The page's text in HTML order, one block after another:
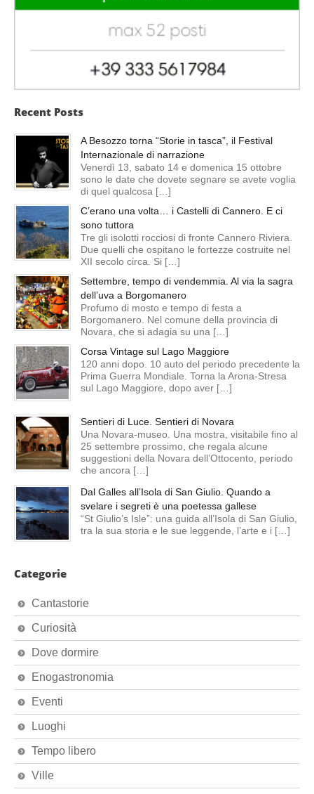
Recent Posts
A Besozzo torna “Storie in tasca”, il Festival
Internazionale di narrazione
Venerdì 13, sabato 14 e domenica 15 ottobre
sono le date che dovete segnare se avete voglia
di quel qualcosa […]
C’erano una volta… i Castelli di Cannero. E ci
sono tuttora
Tre gli isolotti rocciosi di fronte Cannero Riviera.
Due quelli che ospitano le fortezze costruite nel
XII secolo circa. Si […]
Settembre, tempo di vendemmia. Al via la sagra
dell’uva a Borgomanero
Profumo di mosto e tempo di festa a
Borgomanero. Nel comune della provincia di
Novara, che si adagia su una […]
Corsa Vintage sul Lago Maggiore
120 anni dopo. 10 auto del periodo precedente la
Prima Guerra Mondiale. Torna la Arona-Stresa
sul Lago Maggiore, dopo aver […]
Sentieri di Luce. Sentieri di Novara
Una Novara-museo. Una mostra, visitabile fino al
25 settembre prossimo, che regala alcune
suggestioni della Novara dell’Ottocento, periodo
che ancora […]
Dal Galles all’Isola di San Giulio. Quando a
svelare i segreti è una poetessa gallese
“St Giulio’s Isle”: una guida all’Isola di San Giulio,
tra la sua storia e le sue leggende, l’arte e i […]
Categorie
Cantastorie
Curiosità
Dove dormire
Enogastronomia
Eventi
Luoghi
Tempo libero
Ville